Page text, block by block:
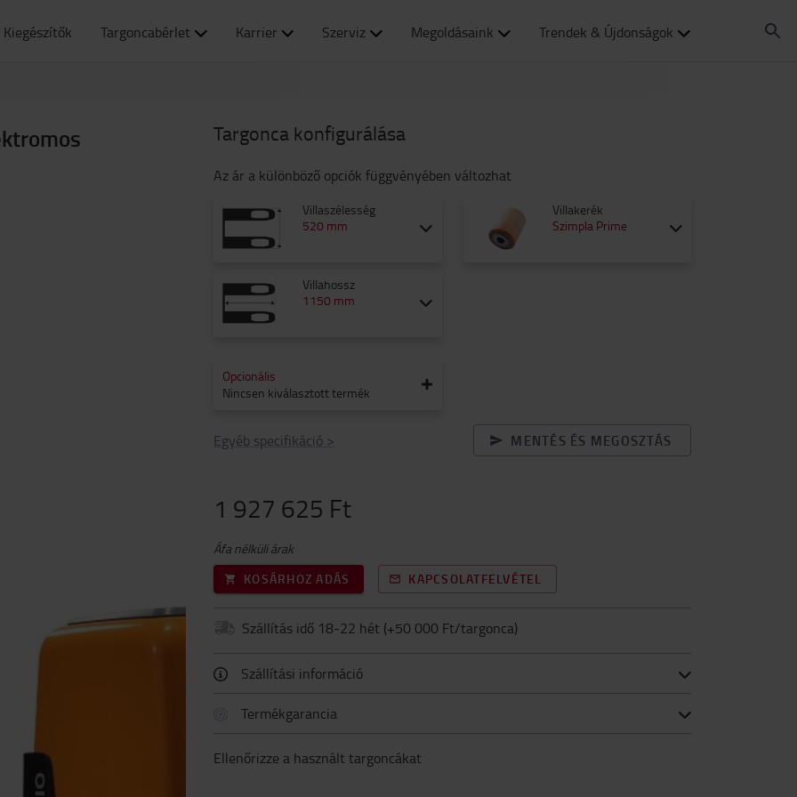
Kiegészítők Targoncabérlet Karrier Szerviz Megoldásaink Trendek & Újdonságok
Targonca konfigurálása
Az ár a különböző opciók függvényében változhat
Villaszélesség
520 mm
Villakerék
Szimpla Prime
Villahossz
1150 mm
Opcionális
Nincsen kiválasztott termék
Egyéb specifikáció > MENTÉS ÉS MEGOSZTÁS
1 927 625 Ft
Áfa nélküli árak
KOSÁRHOZ ADÁS
KAPCSOLATFELVÉTEL
Szállítás idő 18-22 hét (+50 000 Ft/targonca)
Szállítási információ
Termékgarancia
Ellenőrizze a használt targoncákat